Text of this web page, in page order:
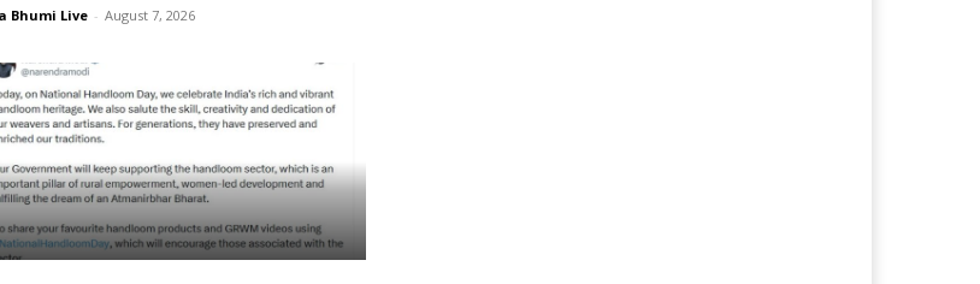
Bhumi Live - August 7, 2026